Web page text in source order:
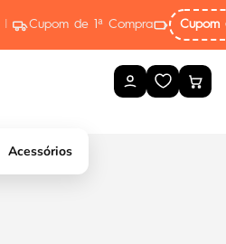
Cupom de 1ª Compra Cupom
Acessórios